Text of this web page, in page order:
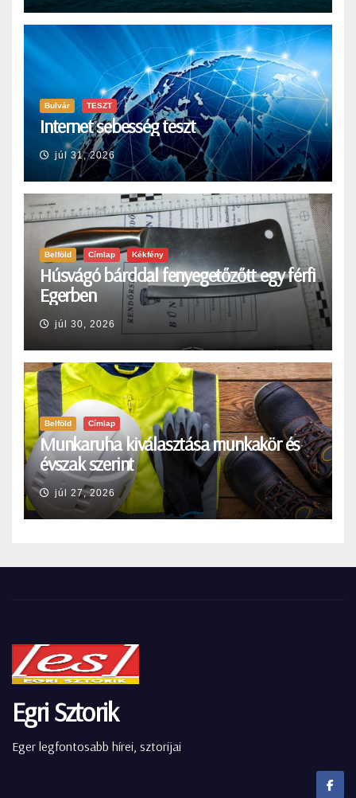
Bulvár TESZT
Internet sebesség teszt
júl 31, 2026
Belföld Címlap Kékfény
Húsvágó bárddal fenyegetőzőtt egy férfi
Egerben
júl 30, 2026
Belföld Címlap
Munkaruha kiválasztása munkakör és
évszak szerint
júl 27, 2026
Egri Sztorik
Eger legfontosabb hírei, sztorijai